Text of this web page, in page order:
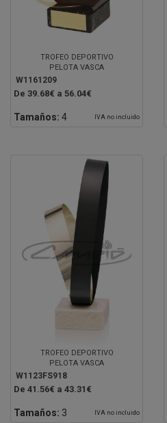
TROFEO DEPORTIVO
PELOTA VASCA
W1161209
De 39.68€ a 56.04€
Tamaños: 4 IVA no incluido
TROFEO DEPORTIVO
PELOTA VASCA
W1123FS918
De 41.56€ a 43.31€
Tamaños: 3 IVA no incluido